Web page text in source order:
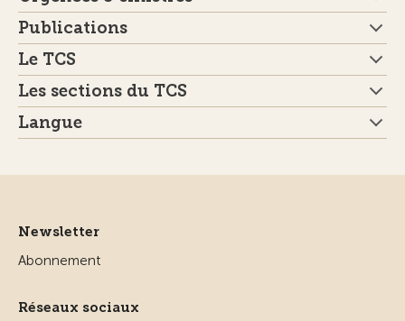
Publications
Le TCS
Les sections du TCS
Langue
Newsletter
Abonnement
Réseaux sociaux